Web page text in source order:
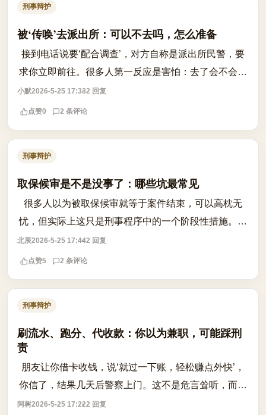
刑事辩护
被‘传唤’去派出所：可以不去吗，怎么准备
接到电话说要‘配合调查’，对方自称是派出所民警，要
求你立即前往。很多人第一反应是害怕：去了会不会被
扣留？不去又会不会被追责？其实，传唤是公安机关依
法行使职权的程序之一，但并非强制措...
小默2026-5-25 17:332 回复
点赞0 2 条评论
刑事辩护
取保候审是不是没事了：哪些坑最常见
很多人以为被取保候审就等于案件结束，可以高枕无
忧，但实际上这只是刑事程序中的一个阶段性措施。取
保候审并不意味着案件终结，也不代表最终不会被起诉
或判刑。根据法律规定，取保候审是侦查阶...
北辰2026-5-25 17:442 回复
点赞5 2 条评论
刑事辩护
刷流水、跑分、代收款：你以为兼职，可能踩刑
责
朋友让你借卡收钱，说‘就过一下账，轻松赚点外快’，
你信了，结果几天后警察上门。这不是危言耸听，而是
真实发生的法律风险。近年来，利用银行卡、支付账户
阿树2026-5-25 17:222 回复